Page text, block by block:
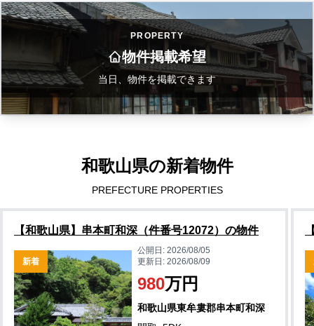
PROPERTY
物件掲載希望
当日、物件を掲載できます
和歌山県の新着物件
PREFECTURE PROPERTIES
【和歌山県】串本町和深（件番号12072）の物件
新着
公開日:2026/08/05
更新日:2026/08/09
980万円
和歌山県東牟婁郡串本町和深